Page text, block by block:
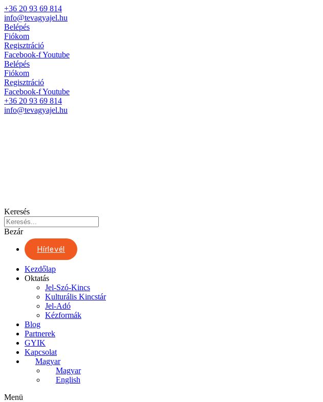
+36 20 93 69 814
info@tevagyajel.hu
Belépés
Fiókom
Regisztráció
Facebook-fYoutube
Belépés
Fiókom
Regisztráció
Facebook-fYoutube
+36 20 93 69 814
info@tevagyajel.hu
Keresés
Bezár
Hírlevél
Kezdőlap
Oktatás
Jel-Szó-Kincs
Kulturális Kincstár
Jel-Adó
Kézformák
Blog
Partnerek
GYIK
Kapcsolat
Magyar
Magyar
English
Menü